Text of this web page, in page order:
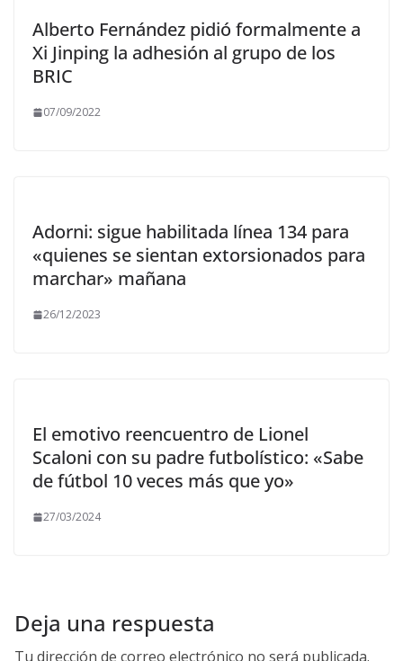
Alberto Fernández pidió formalmente a
Xi Jinping la adhesión al grupo de los
BRIC
07/09/2022
Adorni: sigue habilitada línea 134 para
«quienes se sientan extorsionados para
marchar» mañana
26/12/2023
El emotivo reencuentro de Lionel
Scaloni con su padre futbolístico: «Sabe
de fútbol 10 veces más que yo»
27/03/2024
Deja una respuesta
Tu dirección de correo electrónico no será publicada.